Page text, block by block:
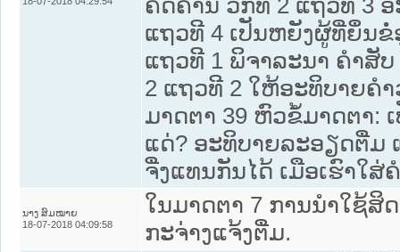
ຄັດຄ້ານ ວັກທີ 2 ແຖວທີ 3
ແຖວທີ 4 ເປັນຫຍັງຜູ້ທີ່ຍຶ່ນຂໍ່
ແຖວທີ 1 ພິຈາລະນາ ຄໍາສັ
2 ແຖວທີ 2 ໃຫ້ອະທິບາຍຄໍ
ມາດຕາ 39 ຫົວຂໍ້ມາດຕາ:
ແດ່? ອະທິບາຍລະອຽດຕື່ມ
ຈື່ງແທນກັນໄດ້ ເມືອເຮົາໃສ່
ນາງ ສົມໝາຍ
18-07-2018 04:09:58
ໃນມາດຕາ 7 ການນຳໃຊ້ສິ
ກະຈ່າງແຈ້ງຕື່ມ.